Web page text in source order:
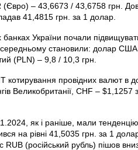
– 43,6673 / 43,6758 грн.
41,4815 грн. за 1 долар.
України почали
середньому становили: долар
(PLN) – 9,8 / 10,3 грн.
котирування провідних валют в
Велико­британії, CHF – $1,1257
як і раніше, мали
на рівні 41,5035 грн. за 1
(російський рубль) пішов